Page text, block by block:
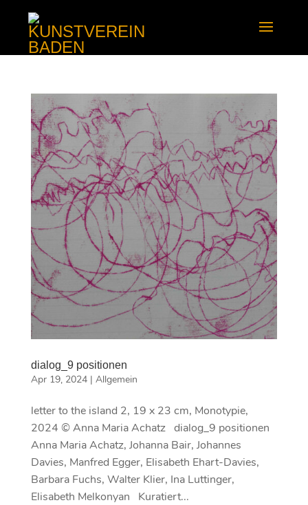
dialog_9 positionen
Apr 19, 2024| Allgemein
letter to the island 2, 19 x 23 cm, Monotypie,
2024 © Anna Maria Achatz dialog_9 positionen
Anna Maria Achatz, Johanna Bair, Johannes
Davies, Manfred Egger, Elisabeth Ehart-Davies,
Barbara Fuchs, Walter Klier, Ina Luttinger,
Elisabeth Melkonyan Kuratiert...